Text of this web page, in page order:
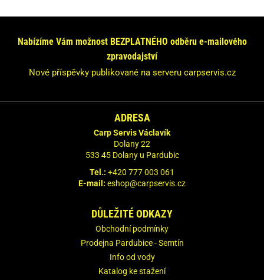
Neváhejte se na nás obrátit!
Odpovíme Vám do 24 hodin.
Vaše údaje nebudeme nikde zveřejňovat.
Nabízíme Vám možnost BEZPLATNÉHO odběru e-mailového
zpravodajství
Nové příspěvky publikované na serveru carpservis.cz
ADRESA
Carp Servis Václavík
Dolany 22
533 45 Dolany u Pardubic
Tel.: +420 777 003 061
E-mail: eshop@carpservis.cz
DŮLEŽITÉ ODKAZY
Obchodní podmínky
Prodejna Pardubice - Semtín
Info od vody
Katalog ke stažení